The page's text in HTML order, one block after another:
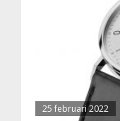
25 februari 2022